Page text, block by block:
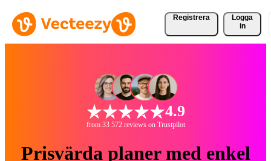
Registrera
Logga
in
4.9
from 33 572 reviews on Trustpilot
Prisvärda planer med enkel